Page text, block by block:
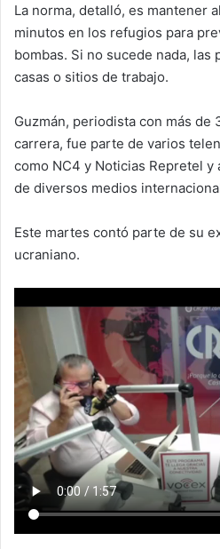
La norma, detalló, es mantener
minutos en los refugios para
bombas. Si no sucede nada, las
casas o sitios de trabajo.
Guzmán, periodista con más de
carrera, fue parte de varios
como NC4 y Noticias Repretel y
de diversos medios
Este martes contó parte de su
ucraniano.